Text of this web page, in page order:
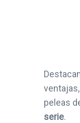
peleas
serie.